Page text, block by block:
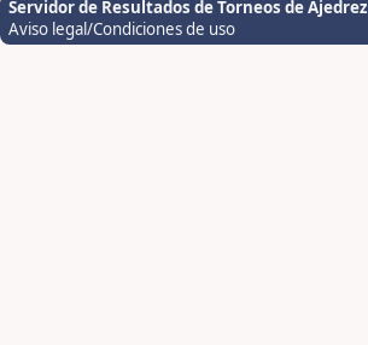
Servidor de Resultados de Torneos de Ajedrez
Aviso legal/Condiciones de uso